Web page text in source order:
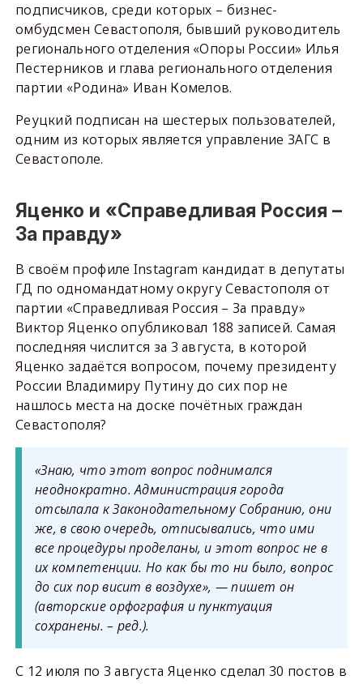
подписчиков, среди которых – бизнес-
омбудсмен Севастополя, бывший руководитель
регионального отделения «Опоры России» Илья
Пестерников и глава регионального отделения
партии «Родина» Иван Комелов.
Реуцкий подписан на шестерых пользователей,
одним из которых является управление ЗАГС в
Севастополе.
Яценко и «Справедливая Россия –
За правду»
В своём профиле Instagram кандидат в депутаты
ГД по одномандатному округу Севастополя от
партии «Справедливая Россия – За правду»
Виктор Яценко опубликовал 188 записей. Самая
последняя числится за 3 августа, в которой
Яценко задаётся вопросом, почему президенту
России Владимиру Путину до сих пор не
нашлось места на доске почётных граждан
Севастополя?
«Знаю, что этот вопрос поднимался
неоднократно. Администрация города
отсылала к Законодательному Собранию, они
же, в свою очередь, отписывались, что ими
все процедуры проделаны, и этот вопрос не в
их компетенции. Но как бы то ни было, вопрос
до сих пор висит в воздухе», — пишет он
(авторские орфография и пунктуация
сохранены. – ред.).
С 12 июля по 3 августа Яценко сделал 30 постов в